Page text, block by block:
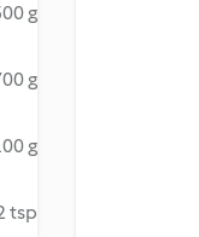
g
g
g
tsp